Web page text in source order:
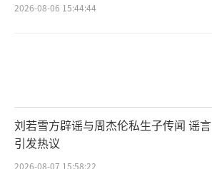
2026-08-06 15:44:44
刘若雪方辟谣与周杰伦私生子传闻 谣言
引发热议
2026-08-07 15:58:22